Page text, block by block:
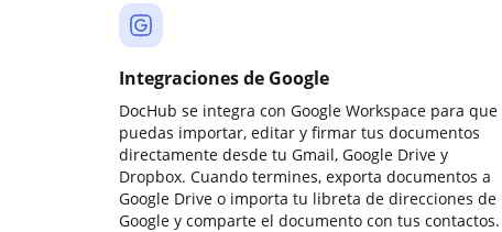
Integraciones de Google
DocHub se integra con Google Workspace para que
puedas importar, editar y firmar tus documentos
directamente desde tu Gmail, Google Drive y
Dropbox. Cuando termines, exporta documentos a
Google Drive o importa tu libreta de direcciones de
Google y comparte el documento con tus contactos.